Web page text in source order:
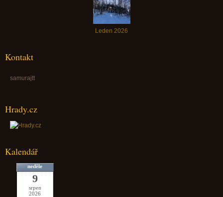
Leden 2026
Kontakt
samurajtt
Hrady.cz
Kalendář
neděle
9
srpen
2026